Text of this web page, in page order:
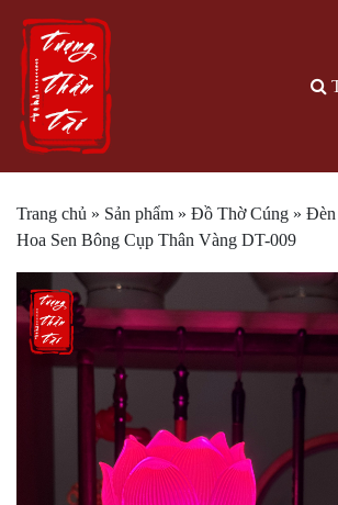
Trang chủ » Sản phẩm » Đồ Thờ Cúng » Đèn
Hoa Sen Bông Cụp Thân Vàng DT-009